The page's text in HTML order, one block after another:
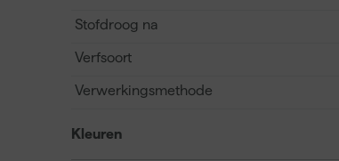
Stofdroog na
Verfsoort
Verwerkingsmethode
Kleuren